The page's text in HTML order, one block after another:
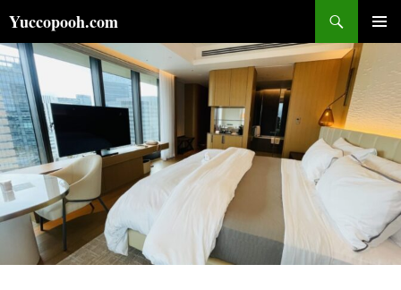
ン
テ
ン
ツ
へ
ス
キ
ッ
プ
Yuccopooh.com
索
メインメ